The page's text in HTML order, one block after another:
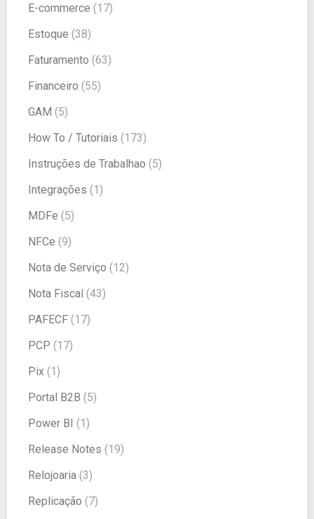
E-commerce (17)
Estoque (38)
Faturamento (63)
Financeiro (55)
GAM (5)
How To / Tutoriais (173)
Instruções de Trabalhao (5)
Integrações (1)
MDFe (5)
NFCe (9)
Nota de Serviço (12)
Nota Fiscal (43)
PAFECF (17)
PCP (17)
Pix (1)
Portal B2B (5)
Power BI (1)
Release Notes (19)
Relojoaria (3)
Replicação (7)